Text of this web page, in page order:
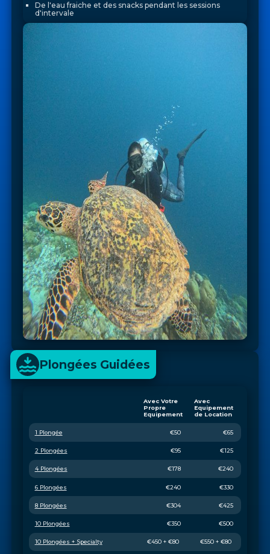
De l'eau fraiche et des snacks pendant les sessions
d'intervale
Plongées Guidées
Avec Votre
Propre
Equipement
Avec
Equipement
de Location
1 Plongée €50 €65
2 Plongées €95 €125
4 Plongées €178 €240
6 Plongées €240 €330
8 Plongées €304 €425
10 Plongées €350 €500
10 Plongées + Specialty €450 + €80 €550 + €80